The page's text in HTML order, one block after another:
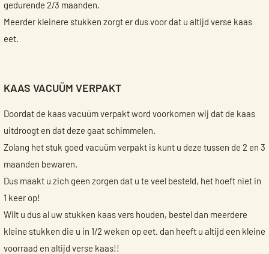
gedurende 2/3 maanden.
Meerder kleinere stukken zorgt er dus voor dat u altijd verse kaas
eet.
KAAS VACUÜM VERPAKT
Doordat de kaas vacuüm verpakt word voorkomen wij dat de kaas
uitdroogt en dat deze gaat schimmelen.
Zolang het stuk goed vacuüm verpakt is kunt u deze tussen de 2 en 3
maanden bewaren.
Dus maakt u zich geen zorgen dat u te veel besteld, het hoeft niet in
1 keer op!
Wilt u dus al uw stukken kaas vers houden, bestel dan meerdere
kleine stukken die u in 1/2 weken op eet. dan heeft u altijd een kleine
voorraad en altijd verse kaas!!